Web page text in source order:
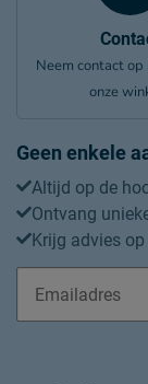
Emailadres
Neem contact op
onze
Geen enkele
Altijd op de
Ontvang
Krijg advies